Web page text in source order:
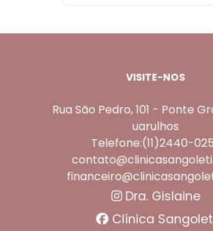
VISITE-NOS
Rua São Pedro, 101 - Ponte
uarulhos
Telefone:(11)2440-
Dra. Gislaine
Clínica